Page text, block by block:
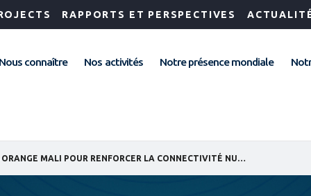
RAPPORTS ET PERSPECTIVES
Nous connaître Nos activités Notre présence mondiale